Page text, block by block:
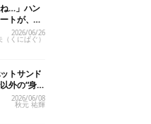
…」ハン
トが、ガ
た！
2026/06/26
くにぱぐ）
トサンド
外の“身
シピ3選
2026/06/08
秋元 祐輝